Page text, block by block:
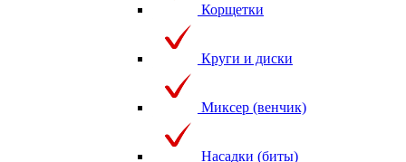
Корщетки
Круги и диски
Миксер (венчик)
Насадки (биты)